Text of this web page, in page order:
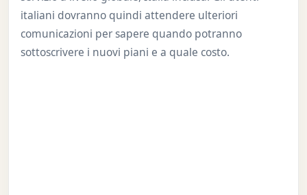
italiani dovranno quindi attendere ulteriori
comunicazioni per sapere quando potranno
sottoscrivere i nuovi piani e a quale costo.